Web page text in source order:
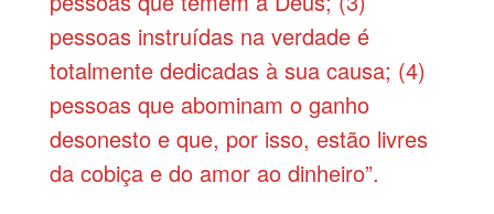
pessoas instruídas na verdade é
totalmente dedicadas à sua causa; (4)
pessoas que abominam o ganho
desonesto e que, por isso, estão livres
da cobiça e do amor ao dinheiro”.